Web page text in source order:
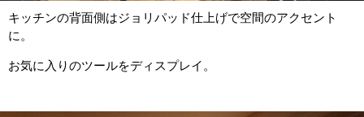
キッチンの背面側はジョリパッド仕上げで空間のアクセント
に。
お気に入りのツールをディスプレイ。